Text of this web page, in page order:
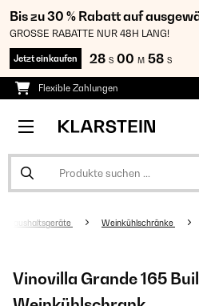
Bis zu 30 % Rabatt auf
GROSSE RABATTE NUR 48H LANG!
Jetzt einkaufen 28 S 00 M 57 S
Flexible Zahlungen
Haushaltsgeräte Weinkühlschränke
Vinovilla Grande 165